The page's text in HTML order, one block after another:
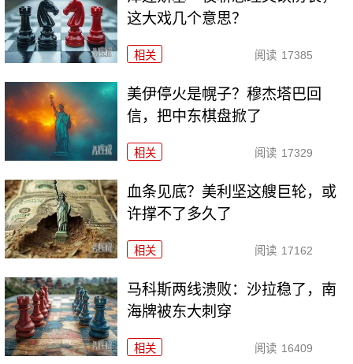
这大戏几个意思？
相关 阅读 17385
美伊停火是幌子？穆杰塔巴回
信，把中东棋盘掀了
相关 阅读 17329
血条见底？美利坚这艘巨轮，或
许撑不了多久了
相关 阅读 17162
马科斯两线溃败：沙拉稳了，南
海牌被东大刺穿
相关 阅读 16409